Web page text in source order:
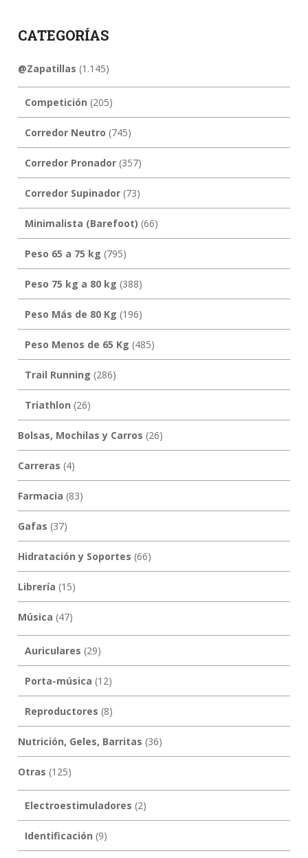
CATEGORÍAS
@Zapatillas (1.145)
Competición (205)
Corredor Neutro (745)
Corredor Pronador(357)
Corredor Supinador(73)
Minimalista (Barefoot) (66)
Peso 65 a 75 kg (795)
Peso 75 kg a 80 kg (388)
Peso Más de 80 Kg (196)
Peso Menos de 65 Kg (485)
Trail Running (286)
Triathlon (26)
Bolsas, Mochilas y Carros (26)
Carreras (4)
Farmacia (83)
Gafas (37)
Hidratación y Soportes (66)
Librería (15)
Música (47)
Auriculares (29)
Porta-música (12)
Reproductores (8)
Nutrición, Geles, Barritas (36)
Otras (125)
Electroestimuladores (2)
Identificación (9)